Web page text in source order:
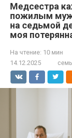
Медсестра
пожилым
на седьмой
моя
На чтение: 10 мин
14.12.2025